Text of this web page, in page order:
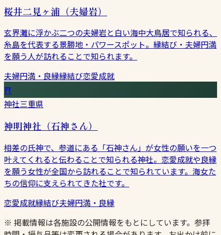
桜井二見ヶ浦（夫婦岩）
玄界灘に浮かぶ二つの夫婦岩と白い海中大鳥居で知られる、
糸島を代表する景勝地・パワースポット。縁結び・夫婦円満
を願う人が訪れることで知られます。
夫婦円満・良縁縁結び恋愛成就
⛩
神社三重県
神明神社（石神さん）
相差の氏神で、参道にある「石神さん」が女性の願いを一つ
叶えてくれると伝わることで知られる神社。恋愛成就や良縁
を願う女性が全国から訪れることで知られています。海女た
ちの信仰に支えられてきた社です。
恋愛成就縁結び夫婦円満・良縁
※ 掲載情報は各施設の公開情報をもとにしています。参拝